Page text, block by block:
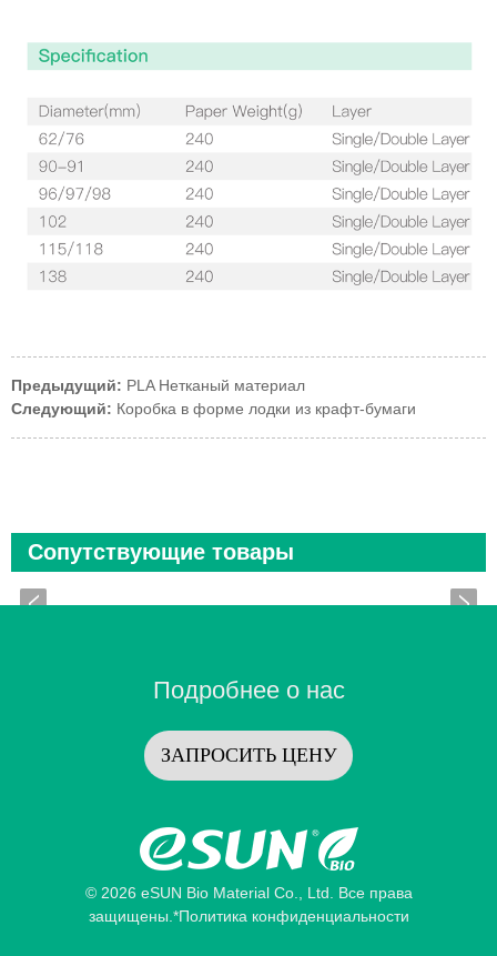
Предыдущий: PLA Нетканый материал
Следующий: Коробка в форме лодки из крафт-бумаги
Сопутствующие товары
Подробнее о нас
ЗАПРОСИТЬ ЦЕНУ
© 2026 eSUN Bio Material Co., Ltd. Все права
защищены.*Политика конфиденциальности